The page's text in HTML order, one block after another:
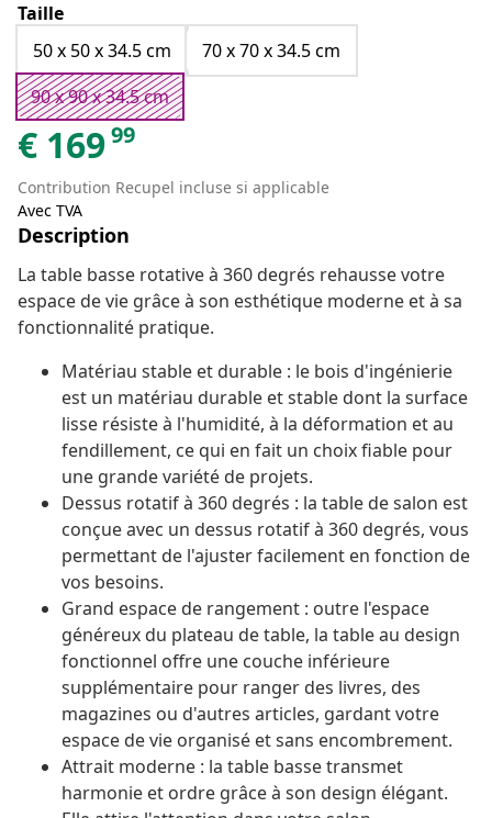
Taille
50 x 50 x 34.5 cm
70 x 70 x 34.5 cm
90 x 90 x 34.5 cm
€ 16999
Contribution Recupel incluse si applicable
Avec TVA
Description
La table basse rotative à 360 degrés rehausse votre
espace de vie grâce à son esthétique moderne et à sa
fonctionnalité pratique.
Matériau stable et durable : le bois d'ingénierie
est un matériau durable et stable dont la surface
lisse résiste à l'humidité, à la déformation et au
fendillement, ce qui en fait un choix fiable pour
une grande variété de projets.
Dessus rotatif à 360 degrés : la table de salon est
conçue avec un dessus rotatif à 360 degrés, vous
permettant de l'ajuster facilement en fonction de
vos besoins.
Grand espace de rangement : outre l'espace
généreux du plateau de table, la table au design
fonctionnel offre une couche inférieure
supplémentaire pour ranger des livres, des
magazines ou d'autres articles, gardant votre
espace de vie organisé et sans encombrement.
Attrait moderne : la table basse transmet
harmonie et ordre grâce à son design élégant.